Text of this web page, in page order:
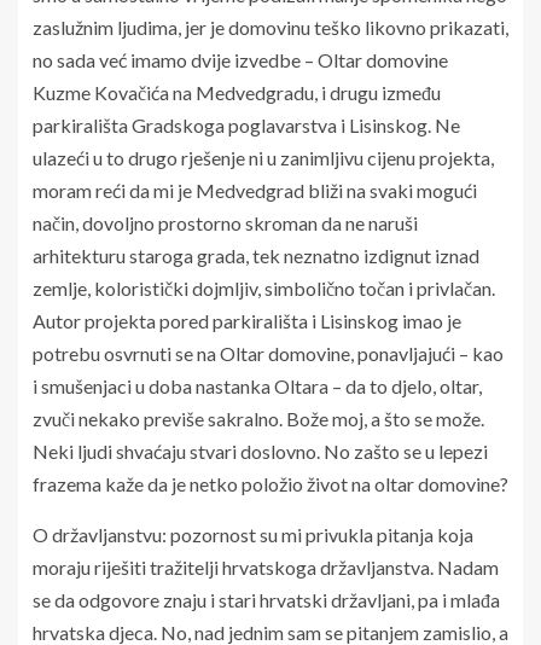
zaslužnim ljudima, jer je domovinu teško likovno prikazati,
no sada već imamo dvije izvedbe – Oltar domovine
Kuzme Kovačića na Medvedgradu, i drugu između
parkirališta Gradskoga poglavarstva i Lisinskog. Ne
ulazeći u to drugo rješenje ni u zanimljivu cijenu projekta,
moram reći da mi je Medvedgrad bliži na svaki mogući
način, dovoljno prostorno skroman da ne naruši
arhitekturu staroga grada, tek neznatno izdignut iznad
zemlje, koloristički dojmljiv, simbolično točan i privlačan.
Autor projekta pored parkirališta i Lisinskog imao je
potrebu osvrnuti se na Oltar domovine, ponavljajući – kao
i smušenjaci u doba nastanka Oltara – da to djelo, oltar,
zvuči nekako previše sakralno. Bože moj, a što se može.
Neki ljudi shvaćaju stvari doslovno. No zašto se u lepezi
frazema kaže da je netko položio život na oltar domovine?
O državljanstvu: pozornost su mi privukla pitanja koja
moraju riješiti tražitelji hrvatskoga državljanstva. Nadam
se da odgovore znaju i stari hrvatski državljani, pa i mlađa
hrvatska djeca. No, nad jednim sam se pitanjem zamislio, a